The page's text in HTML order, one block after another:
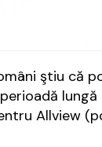
ştiu că
Allview